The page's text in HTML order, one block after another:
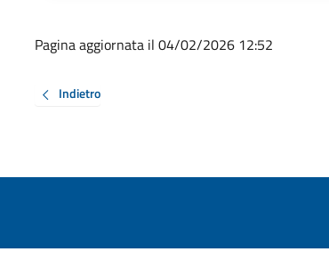
Pagina aggiornata il 04/02/2026 12:52
Indietro